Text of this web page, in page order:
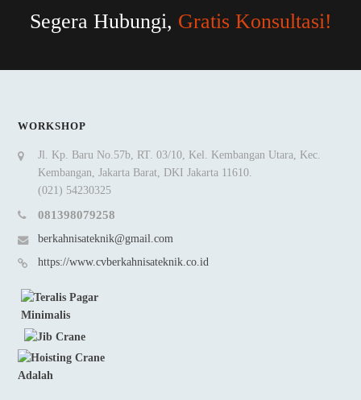
Segera Hubungi, Gratis Konsultasi!
WORKSHOP
Jl. Kp. Baru No.57b, RT. 03/10, Kel. Kembangan Utara, Kec.
Kembangan, Jakarta Barat, DKI Jakarta 11610.
(021) 54230325
081398079258
berkahnisateknik@gmail.com
https://www.cvberkahnisateknik.co.id